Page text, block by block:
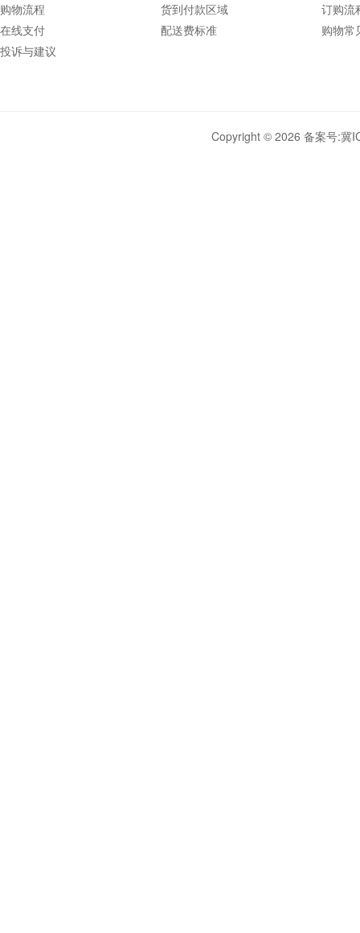
购物流程
在线支付
投诉与建议
货到付款区域
配送费标准
订购流
购物常
Copyright © 2026 备案号:冀